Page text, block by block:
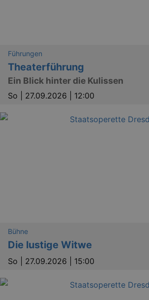
Führungen
Theaterführung
Ein Blick hinter die Kulissen
So | 27.09.2026 | 12:00
Bühne
Die lustige Witwe
So | 27.09.2026 | 15:00